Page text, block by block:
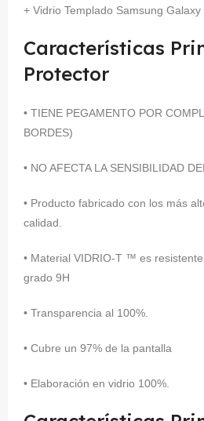
+ Vidrio Templado Samsung Galaxy
Características
Protector
• TIENE PEGAMENTO POR
BORDES)
• NO AFECTA LA SENSIBILIDAD
• Producto fabricado con los más
calidad.
• Material VIDRIO-T ™ es
grado 9H
• Transparencia al 100%.
• Cubre un 97% de la pantalla
• Elaboración en vidrio 100%.